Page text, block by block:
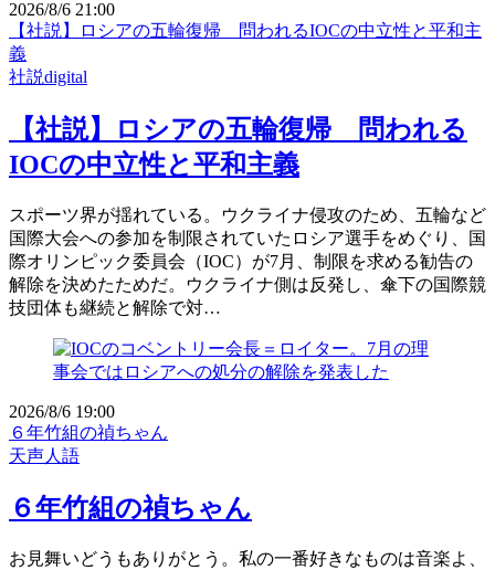
2026/8/6 21:00
【社説】ロシアの五輪復帰 問われるIOCの中立性と平和主
義
社説digital
【社説】ロシアの五輪復帰 問われる
IOCの中立性と平和主義
スポーツ界が揺れている。ウクライナ侵攻のため、五輪など
国際大会への参加を制限されていたロシア選手をめぐり、国
際オリンピック委員会（IOC）が7月、制限を求める勧告の
解除を決めたためだ。ウクライナ側は反発し、傘下の国際競
技団体も継続と解除で対…
2026/8/6 19:00
６年竹組の禎ちゃん
天声人語
６年竹組の禎ちゃん
お見舞いどうもありがとう。私の一番好きなものは音楽よ、